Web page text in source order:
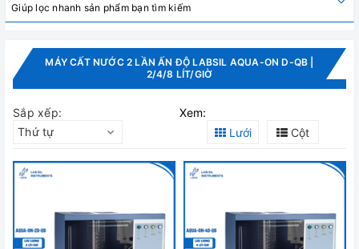
Giúp lọc nhanh sản phẩm bạn tìm kiếm
MÁY CẤT NƯỚC 2 LẦN ẤN ĐỘ LABSIL AQUA-ON D-QB |
2/4/8 LÍT/GIỜ
Sắp xếp:
Thứ tự
Xem:
Lưới
Cột